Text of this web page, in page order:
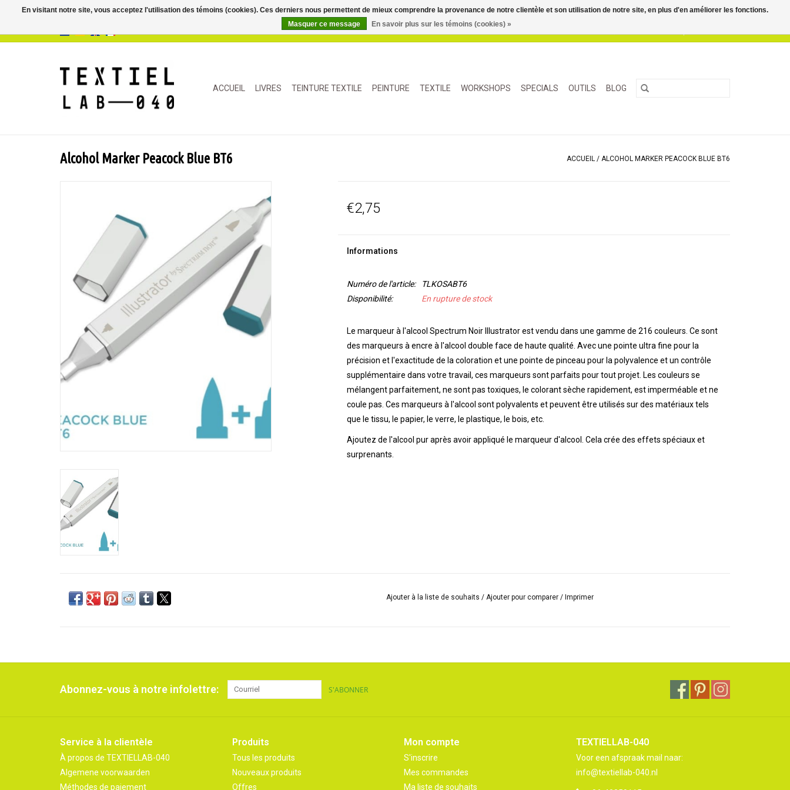
ACCUEIL LIVRES TEINTURE TEXTILE PEINTURE TEXTILE WORKSHOPS SPECIALS OUTILS BLOG
Alcohol Marker Peacock Blue BT6 ACCUEIL / ALCOHOL MARKER PEACOCK BLUE BT6
€2,75
Informations
Numéro de l'article:
TLKOSABT6
Disponibilité:
En rupture de stock
Le marqueur à l'alcool Spectrum Noir Illustrator est vendu dans une gamme de 216 couleurs. Ce sont
des marqueurs à encre à l'alcool double face de haute qualité. Avec une pointe ultra fine pour la
précision et l'exactitude de la coloration et une pointe de pinceau pour la polyvalence et un contrôle
supplémentaire dans votre travail, ces marqueurs sont parfaits pour tout projet. Les couleurs se
mélangent parfaitement, ne sont pas toxiques, le colorant sèche rapidement, est imperméable et ne
coule pas. Ces marqueurs à l'alcool sont polyvalents et peuvent être utilisés sur des matériaux tels
que le tissu, le papier, le verre, le plastique, le bois, etc.
Ajoutez de l'alcool pur après avoir appliqué le marqueur d'alcool. Cela crée des effets spéciaux et
surprenants.
Ajouter à la liste de souhaits / Ajouter pour comparer /Imprimer
Abonnez-vous à notre infolettre: S'ABONNER
Service à la clientèle
À propos de TEXTIELLAB-040
Algemene voorwaarden
Méthodes de paiement
Produits
Tous les produits
Nouveaux produits
Offres
Mon compte
S'inscrire
Mes commandes
Ma liste de souhaits
TEXTIELLAB-040
Voor een afspraak mail naar:
info@textiellab-040.nl
En visitant notre site, vous acceptez l'utilisation des témoins (cookies). Ces derniers nous permettent de mieux comprendre la provenance de notre clientèle et son utilisation de notre site, en plus d'en améliorer les fonctions.
Masquer ce message
En savoir plus sur les témoins (cookies) »